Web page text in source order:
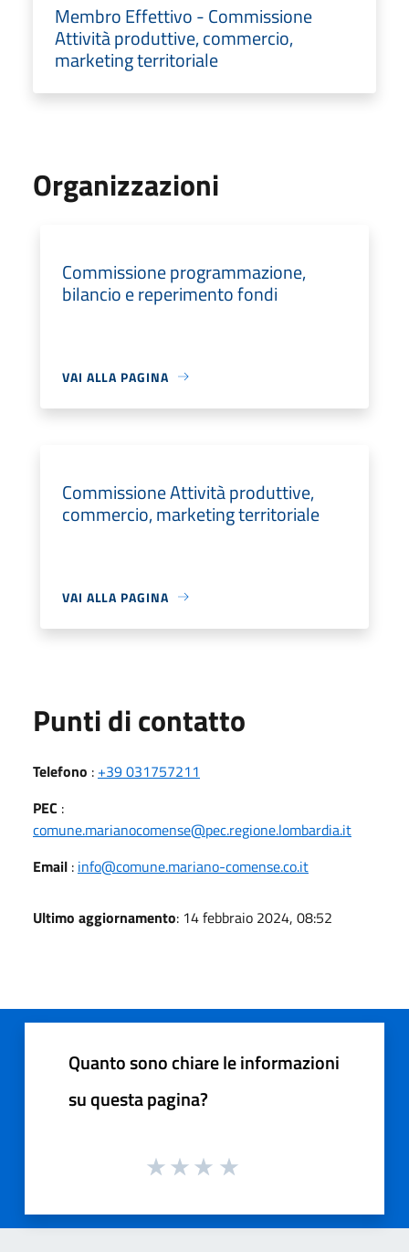
Membro Effettivo - Commissione
Attività produttive, commercio,
marketing territoriale
Organizzazioni
Commissione programmazione,
bilancio e reperimento fondi
VAI ALLA PAGINA
Commissione Attività produttive,
commercio, marketing territoriale
VAI ALLA PAGINA
Punti di contatto
Telefono : +39 031757211
PEC :
comune.marianocomense@pec.regione.lombardia.it
Email : info@comune.mariano-comense.co.it
Ultimo aggiornamento: 14 febbraio 2024, 08:52
Quanto sono chiare le informazioni
su questa pagina?